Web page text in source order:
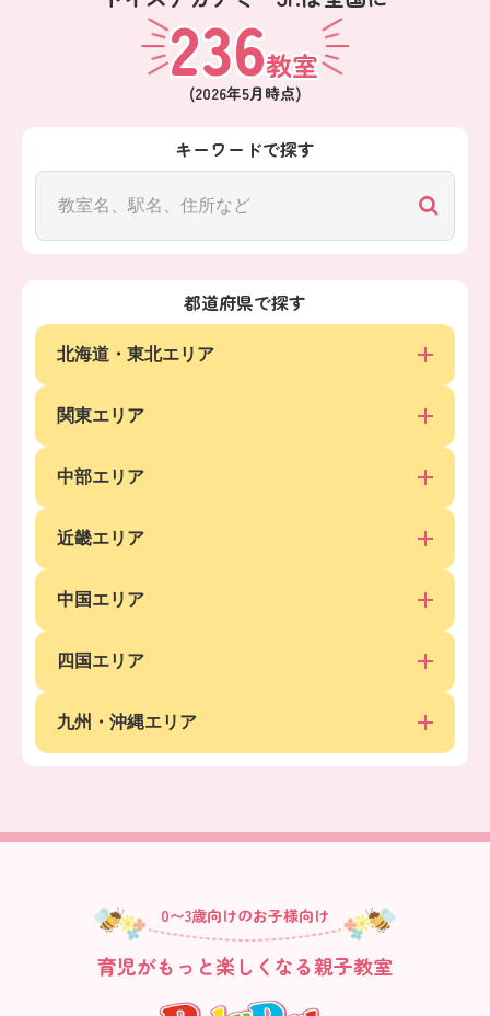
236教室
(2026年5月 時点)
キーワードで探す
都道府県で探す
北海道・東北エリア
関東エリア
中部エリア
近畿エリア
中国エリア
四国エリア
九州・沖縄エリア
0〜3歳向けのお子様向け
育児がもっと楽しくなる親子教室